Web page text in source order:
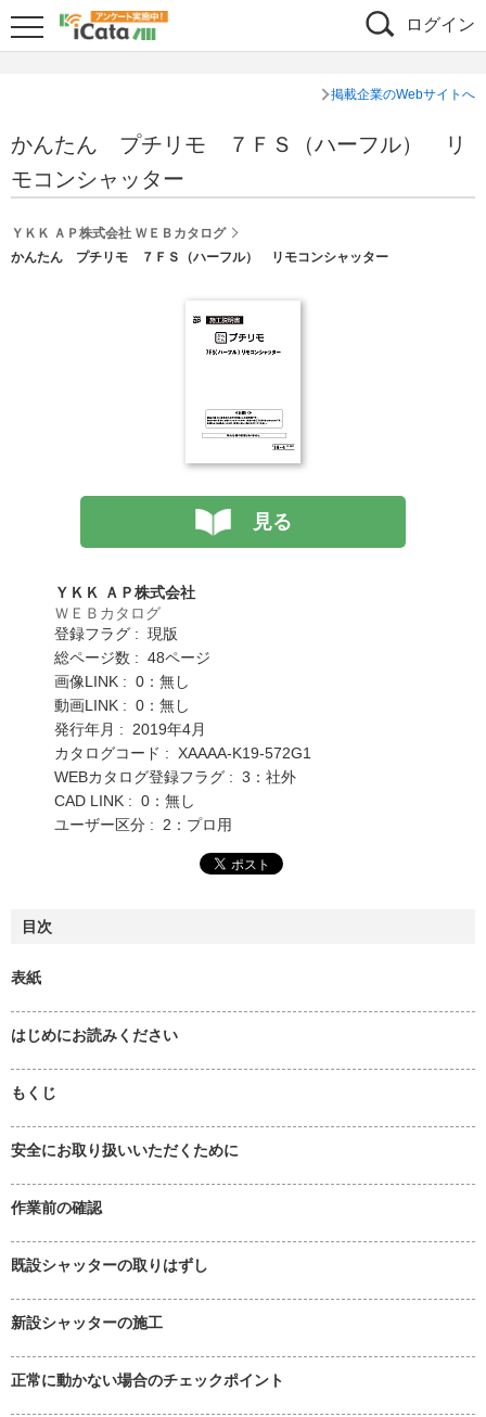
ログイン
掲載企業のWebサイトへ
かんたん プチリモ ７ＦＳ（ハーフル） リ
モコンシャッター
ＹＫＫ ＡＰ株式会社 ＷＥＢカタログ
かんたん プチリモ ７ＦＳ（ハーフル） リモコンシャッター
見る
ＹＫＫ ＡＰ株式会社
ＷＥＢカタログ
登録フラグ : 現版
総ページ数 : 48ページ
画像LINK : 0：無し
動画LINK : 0：無し
発行年月 : 2019年4月
カタログコード : XAAAA-K19-572G1
WEBカタログ登録フラグ : 3：社外
CAD LINK : 0：無し
ユーザー区分 : 2：プロ用
目次
表紙
はじめにお読みください
もくじ
安全にお取り扱いいただくために
作業前の確認
既設シャッターの取りはずし
新設シャッターの施工
正常に動かない場合のチェックポイント